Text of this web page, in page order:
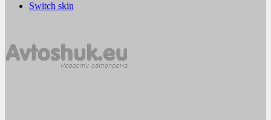
Switch skin